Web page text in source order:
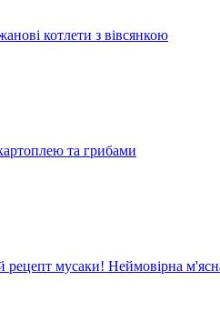
котлети з вівсянкою
та грибами
мусаки! Неймовірна